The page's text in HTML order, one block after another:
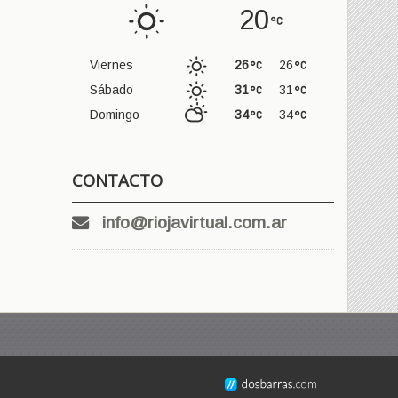
20
Viernes 26
26
Sábado
31
31
Domingo
34
34
CONTACTO
info@riojavirtual.com.ar